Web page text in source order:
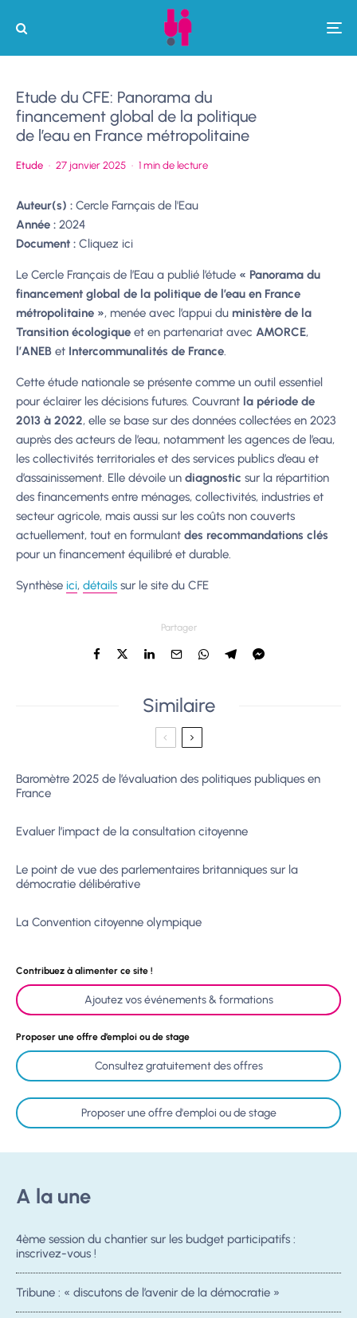
Etude du CFE: Panorama du
financement global de la politique
de l’eau en France métropolitaine
Etude · 27 janvier 2025 · 1 min de lecture
Auteur(s) : Cercle Farnçais de l'Eau
Année : 2024
Document : Cliquez ici
Le Cercle Français de l’Eau a publié l’étude « Panorama du
financement global de la politique de l’eau en France
métropolitaine », menée avec l’appui du ministère de la
Transition écologique et en partenariat avec AMORCE,
l’ANEB et Intercommunalités de France.
Cette étude nationale se présente comme un outil essentiel
pour éclairer les décisions futures. Couvrant la période de
2013 à 2022, elle se base sur des données collectées en 2023
auprès des acteurs de l’eau, notamment les agences de l’eau,
les collectivités territoriales et des services publics d’eau et
d’assainissement. Elle dévoile un diagnostic sur la répartition
des financements entre ménages, collectivités, industries et
secteur agricole, mais aussi sur les coûts non couverts
actuellement, tout en formulant des recommandations clés
pour un financement équilibré et durable.
Synthèse ici, détails sur le site du CFE
Partager
Similaire
Baromètre 2025 de l’évaluation des politiques publiques en
France
Evaluer l’impact de la consultation citoyenne
Le point de vue des parlementaires britanniques sur la
démocratie délibérative
La Convention citoyenne olympique
Contribuez à alimenter ce site !
Ajoutez vos événements & formations
Proposer une offre d’emploi ou de stage
Consultez gratuitement des offres
Proposer une offre d'emploi ou de stage
A la une
4ème session du chantier sur les budget participatifs :
inscrivez-vous !
Tribune : « discutons de l’avenir de la démocratie »